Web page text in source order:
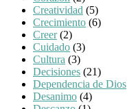
Creatividad (5)
Crecimiento (6)
Creer(2)
Cuidado (3)
Cultura (3)
Decisiones (21)
Dependencia de Dios
Desanimo (4)